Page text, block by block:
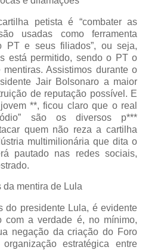
petista é “combater as
usadas como ferramenta
PT e seus filiados”, ou seja,
está permitido, sendo o PT o
Assistimos durante o
Jair Bolsonaro a maior
de reputação possível. E
**, ficou claro que o real
são os diversos p***
quem não reza a cartilha
multimilionária que dita o
pautado nas redes sociais,
da mentira de Lula
do presidente Lula, é evidente
com a verdade é, no mínimo,
negação da criação do Foro
estratégica entre